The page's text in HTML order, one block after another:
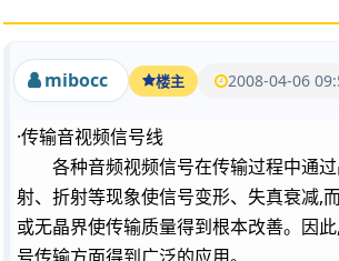
mibocc 楼主 2008-04-06
·传输音视频信号线
各种音频视频信号在传输过程中通过
射、折射等现象使信号变形、失真衰减,
或无晶界使传输质量得到根本改善。因